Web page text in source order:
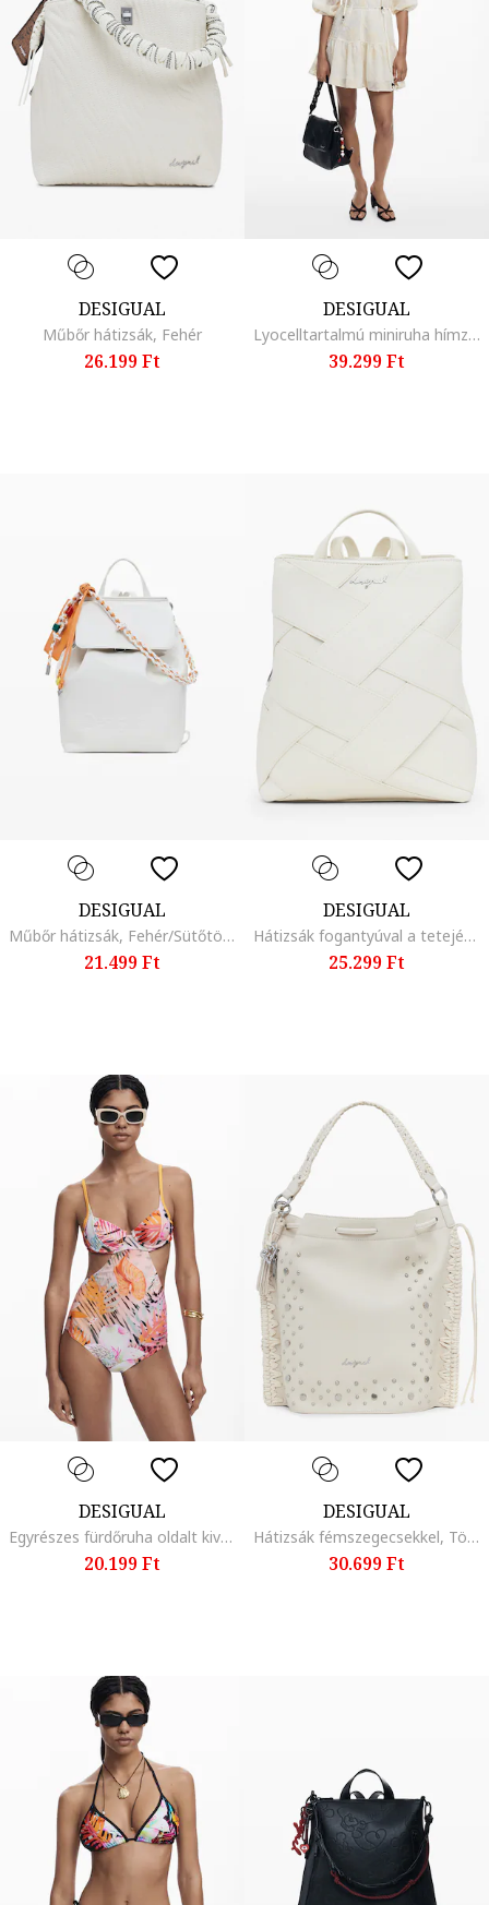
DESIGUAL
Műbőr hátizsák, Fehér
26.199 Ft
DESIGUAL
Lyocelltartalmú miniruha hímzett részletekkel, Krémszín
39.299 Ft
DESIGUAL
Műbőr hátizsák, Fehér/Sütőtökszín
21.499 Ft
DESIGUAL
Hátizsák fogantyúval a tetején, Fehér
25.299 Ft
DESIGUAL
Egyrészes fürdőruha oldalt kivágásokkal, Többszínű
20.199 Ft
DESIGUAL
Hátizsák fémszegecsekkel, Törtfehér
30.699 Ft